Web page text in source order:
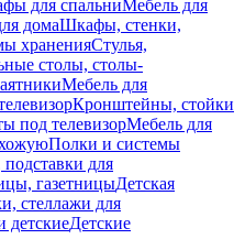
для спальниМебель для
домаШкафы, стенки,
храненияСтулья,
столы, столы-
Мебель для
Кронштейны, стойки
под телевизорМебель для
Полки и системы
для
газетницыДетская
стеллажи для
детскиеДетские